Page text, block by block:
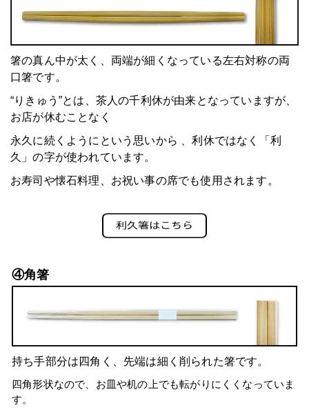
箸の真ん中が太く、両端が細くなっている左右対称の両
口箸です。
“りきゅう”とは、茶人の千利休が由来となっていますが、
お店が休むことなく
永久に続くようにという思いから
、利休ではなく「利
久」の字が使われています。
お寿司や懐石料理、お祝い事の席でも使用されます。
④角箸
持ち手部分は四角く、先端は細く削られた箸です。
四角形状なので、お皿や机の上でも転がりにくくなっていま
す。